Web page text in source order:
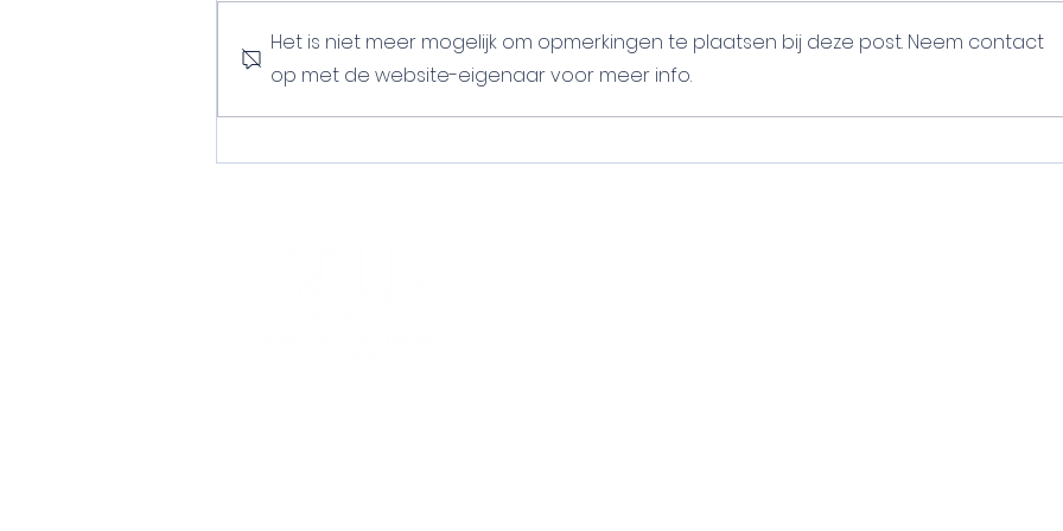
WINNAAR . André Kuipers
WINNAAR . Smart Mobility
Het is niet meer mogelijk om opmerkingen te plaatsen bij deze post. Neem contact
op met de website-eigenaar voor meer info.